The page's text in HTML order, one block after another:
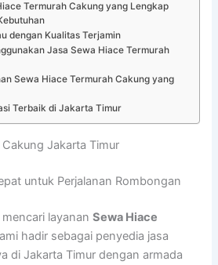
Termurah Cakung yang Lengkap
dengan Kualitas Terjamin
Jasa Sewa Hiace Termurah
Sewa Hiace Termurah Cakung yang
Terbaik di Jakarta Timur
Jakarta Timur
untuk Perjalanan Rombongan
layananSewa Hiace
hadir sebagai penyedia jasa
di Jakarta Timur dengan armada